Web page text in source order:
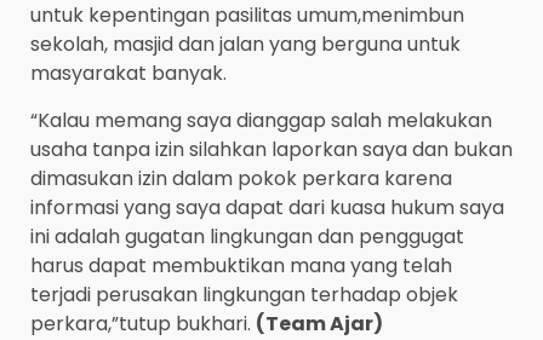
untuk kepentingan pasilitas umum,menimbun
sekolah, masjid dan jalan yang berguna untuk
masyarakat banyak.
“Kalau memang saya dianggap salah melakukan
usaha tanpa izin silahkan laporkan saya dan bukan
dimasukan izin dalam pokok perkara karena
informasi yang saya dapat dari kuasa hukum saya
ini adalah gugatan lingkungan dan penggugat
harus dapat membuktikan mana yang telah
terjadi perusakan lingkungan terhadap objek
perkara,”tutup bukhari. (Team Ajar)